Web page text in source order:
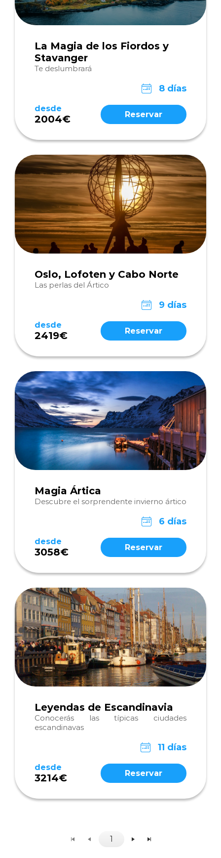
La Magia de los Fiordos y
Stavanger
Te deslumbrará
8 días
desde
2004€ Reservar
Oslo, Lofoten y Cabo Norte
Las perlas del Ártico
9 días
desde
2419€ Reservar
Magia Ártica
Descubre el sorprendente invierno ártico
6 días
desde
3058€ Reservar
Leyendas de Escandinavia
Conocerás las típicas ciudades
escandinavas
11 días
desde
3214€ Reservar
1